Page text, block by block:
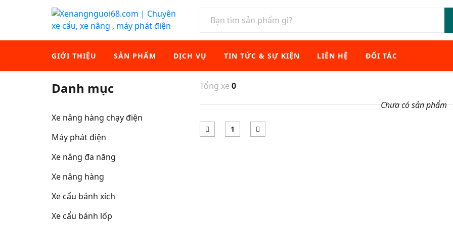
GIỚI THIỆU SẢN PHẨM DỊCH VỤ TIN TỨC & SỰ KIỆN LIÊN HỆ ĐỐI TÁC
Danh mục
Xe nâng hàng chạy điện
Máy phát điện
Xe nâng đa năng
Xe nâng hàng
Xe cẩu bánh xích
Xe cẩu bánh lốp
Tổng xe 0
Chưa có sản phẩm
1